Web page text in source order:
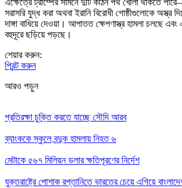
এক্ষেত্রে ট্রাম্পের সামনে দুটি কঠিন পথ খোলা থাকতে
সরাসরি যুদ্ধ করা অথবা ইরানি বিরোধী গোষ্ঠীগুলোকে অস্ত্র
দাঙ্গা বাধিয়ে দেওয়া। আপাতত ক্ষেপণাস্ত্র হামলা চলছে
বহুদূরে ছড়িয়ে পড়ছে।
শেয়ার করুন:
প্রিন্ট করুন
আরও পড়ুন
প্রতিরক্ষা চুক্তি করতে যাচ্ছে সৌদি আরব
ব্যাংককে স্কুলে বন্দুক হামলায় নিহত ৬
মেটাকে ৫৬৭ মিলিয়ন ডলার ক্ষতিপূরণের নির্দেশ
যুক্তরাষ্ট্রে পোশাক রপ্তানিতে ভারতের চেয়ে এগিয়ে